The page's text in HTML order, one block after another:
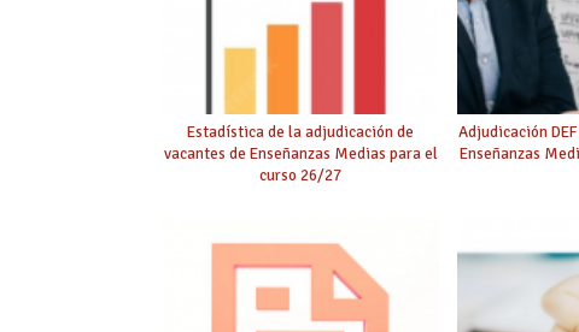
Estadística de la adjudicación de
vacantes de Enseñanzas Medias para el
curso 26/27
Adjudicación
Enseñanzas